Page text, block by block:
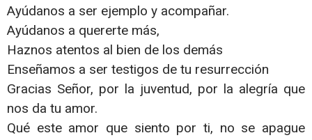
Ayúdanos a ser ejemplo y acompañar.
Ayúdanos a quererte más,
Haznos atentos al bien de los demás
Enseñamos a ser testigos de tu resurrección
Gracias Señor, por la juventud, por la alegría que
nos da tu amor.
Qué este amor que siento por ti, no se apague